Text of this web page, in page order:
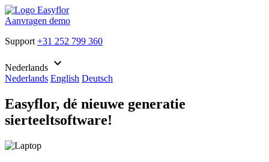
Aanvragen demo
Support +31 252 799 360
Nederlands keyboard_arrow_down
Nederlands English Deutsch
Easyflor, dé nieuwe generatie
sierteeltsoftware!